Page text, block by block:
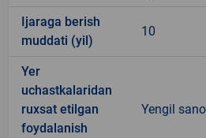
Ijaraga berish
muddati (yil)
10
Yer
uchastkalaridan
ruxsat etilgan
foydalanish
Yengil